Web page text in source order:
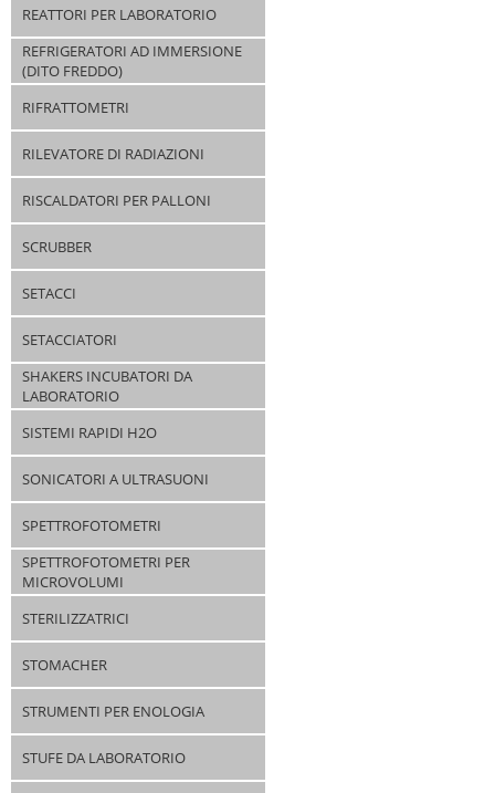
REATTORI PER LABORATORIO
REFRIGERATORI AD IMMERSIONE
(DITO FREDDO)
RIFRATTOMETRI
RILEVATORE DI RADIAZIONI
RISCALDATORI PER PALLONI
SCRUBBER
SETACCI
SETACCIATORI
SHAKERS INCUBATORI DA
LABORATORIO
SISTEMI RAPIDI H2O
SONICATORI A ULTRASUONI
SPETTROFOTOMETRI
SPETTROFOTOMETRI PER
MICROVOLUMI
STERILIZZATRICI
STOMACHER
STRUMENTI PER ENOLOGIA
STUFE DA LABORATORIO